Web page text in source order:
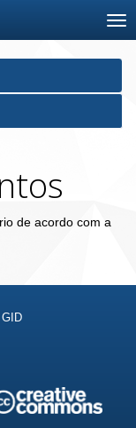
de acordo com a